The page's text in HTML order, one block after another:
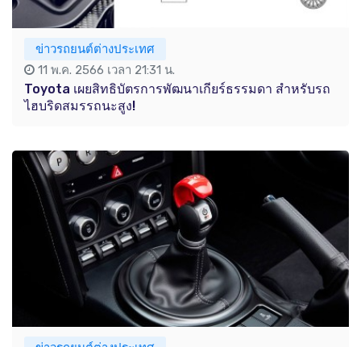
ข่าวรถยนต์ต่างประเทศ
11 พ.ค. 2566 เวลา 21:31 น.
Toyota เผยสิทธิบัตรการพัฒนาเกียร์ธรรมดา สำหรับรถ
ไฮบริดสมรรถนะสูง!